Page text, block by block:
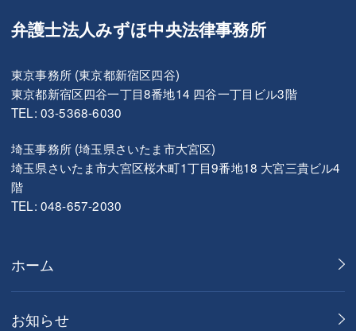
弁護士法人みずほ中央法律事務所
東京事務所 (東京都新宿区四谷)
東京都新宿区四谷一丁目8番地14 四谷一丁目ビル3階
TEL: 03-5368-6030
埼玉事務所 (埼玉県さいたま市大宮区)
埼玉県さいたま市大宮区桜木町1丁目9番地18 大宮三貴ビル4
階
TEL: 048-657-2030
ホーム
お知らせ